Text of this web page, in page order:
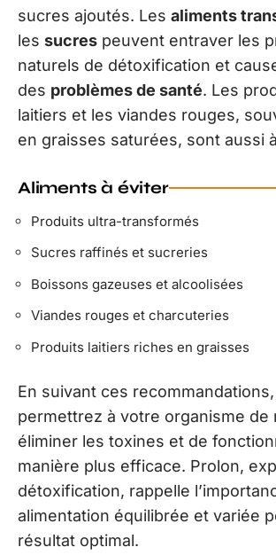
sucres ajoutés. Les aliments
les sucres peuvent entraver les
naturels de détoxification et
des problèmes de santé. Les
laitiers et les viandes rouges,
en graisses saturées, sont aussi
Aliments à éviter
Produits ultra-transformés
Sucres raffinés et sucreries
Boissons gazeuses et alcoolisées
Viandes rouges et charcuteries
Produits laitiers riches en graisses
En suivant ces
permettrez à votre organisme de
éliminer les toxines et de
manière plus efficace. Prolon,
détoxification, rappelle
alimentation équilibrée et variée
résultat optimal.